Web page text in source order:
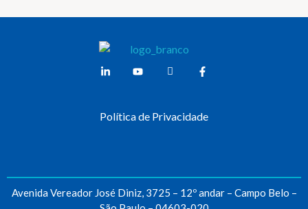
Política de Privacidade
Avenida Vereador José Diniz, 3725 – 12º andar – Campo Belo –